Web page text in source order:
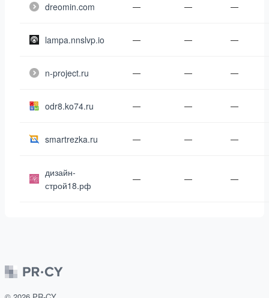
dreomin.com — — —
lampa.nnslvp.io — — —
n-project.ru — — —
odr8.ko74.ru — — —
smartrezka.ru — — —
дизайн-
строй18.рф
— — —